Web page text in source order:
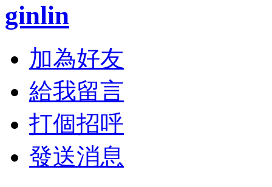
ginlin
加為好友
給我留言
打個招呼
發送消息